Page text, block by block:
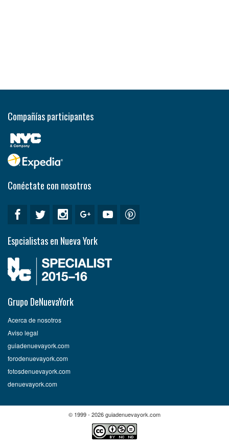
Compañías participantes
Conéctate con nosotros
Espcialistas en Nueva York
Grupo DeNuevaYork
Acerca de nosotros
Aviso legal
guiadenuevayork.com
forodenuevayork.com
fotosdenuevayork.com
denuevayork.com
© 1999 - 2026 guiadenuevayork.com